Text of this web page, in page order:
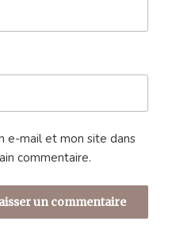
e-mail et mon site dans
commentaire.